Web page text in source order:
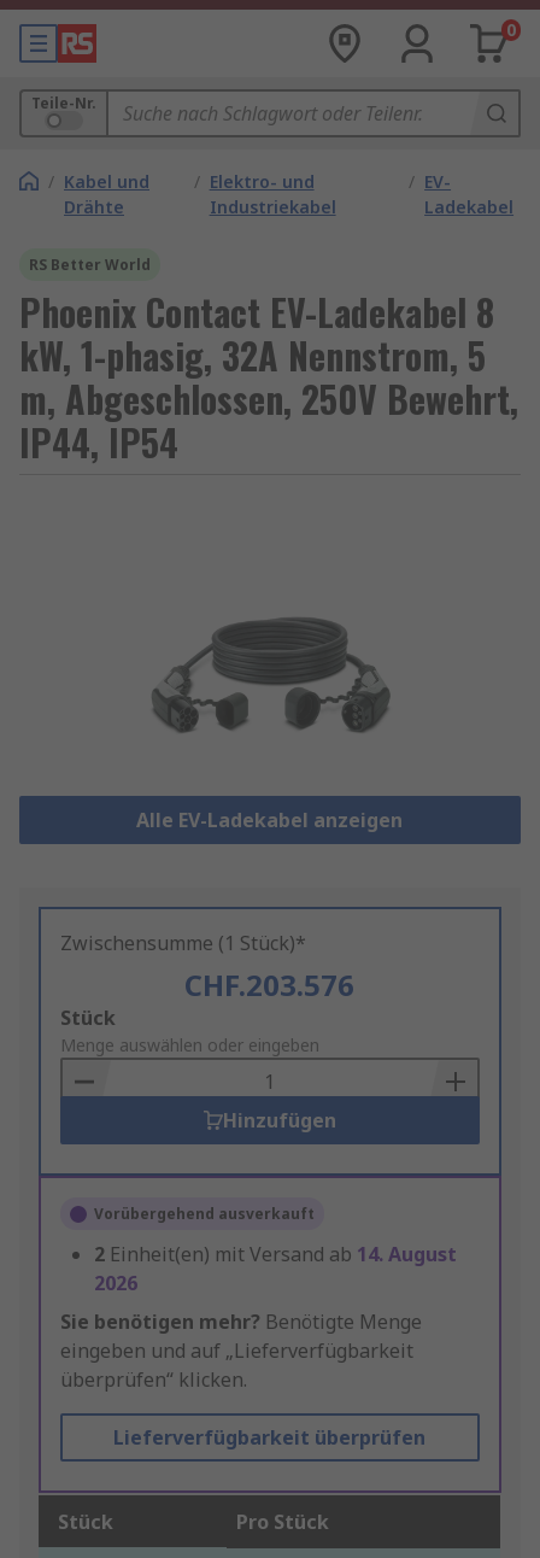
0
Teile-Nr.
/ Kabel und
Drähte
/ Elektro- und
Industriekabel
/ EV-
Ladekabel
RS Better World
Phoenix Contact EV-Ladekabel 8
kW, 1-phasig, 32A Nennstrom, 5
m, Abgeschlossen, 250V Bewehrt,
IP44, IP54
Alle EV-Ladekabel anzeigen
Zwischensumme (1 Stück)*
CHF.203.576
Add
to
Basket
Stück
Menge auswählen oder eingeben
Hinzufügen
Vorübergehend ausverkauft
2 Einheit(en) mit Versand ab 14. August
2026
Sie benötigen mehr? Benötigte Menge
eingeben und auf „Lieferverfügbarkeit
überprüfen“ klicken.
Lieferverfügbarkeit überprüfen
Stück Pro Stück